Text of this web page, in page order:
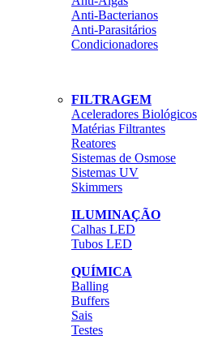
Anti-Bacterianos
Anti-Parasitários
Condicionadores
FILTRAGEM
Aceleradores Biológicos
Matérias Filtrantes
Reatores
Sistemas de Osmose
Sistemas UV
Skimmers
ILUMINAÇÃO
Calhas LED
Tubos LED
QUÍMICA
Balling
Buffers
Sais
Testes